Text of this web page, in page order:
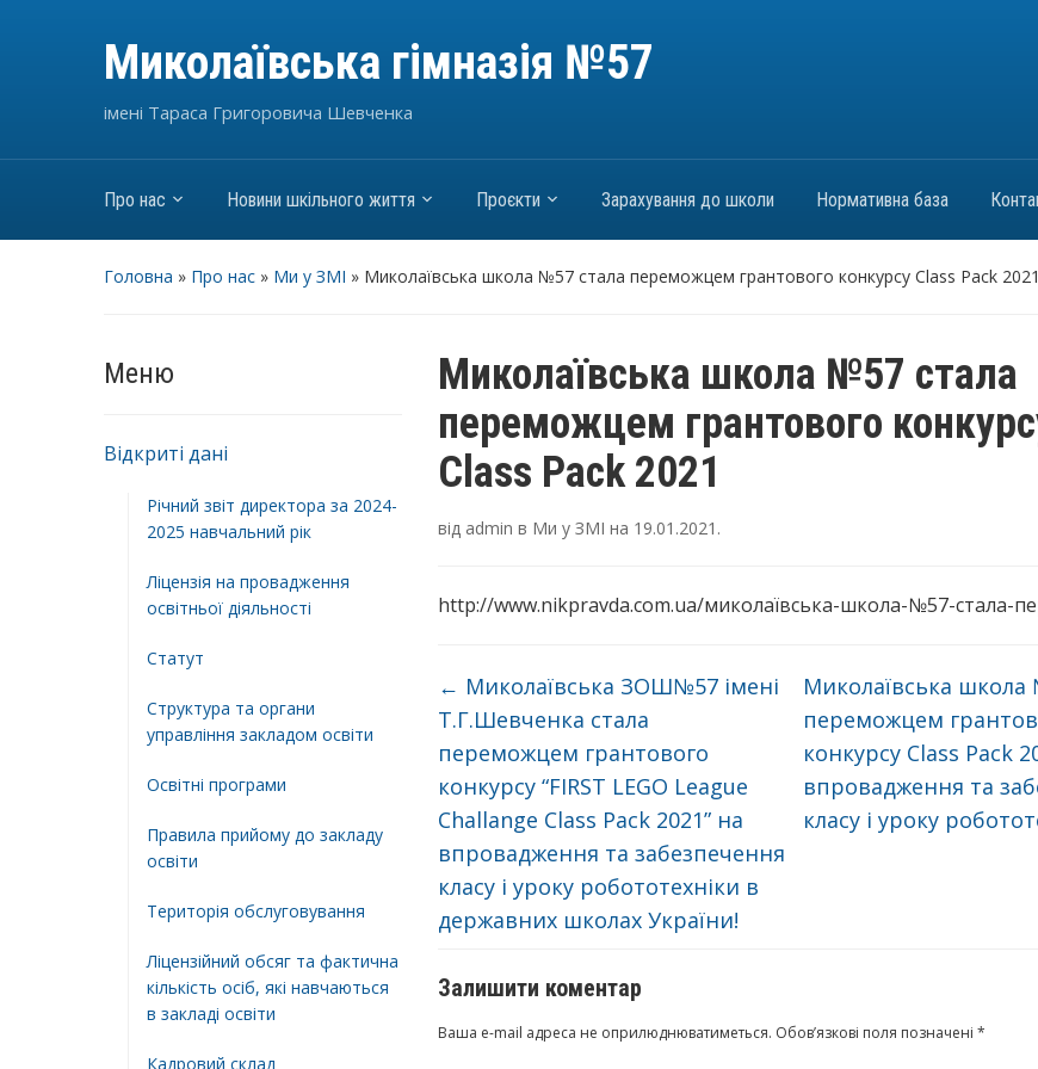
Миколаївська гімназія №57
імені Тараса Григоровича Шевченка
Про нас Новини шкільного життя Проєкти Зарахування до школи Нормативна база
Головна » Про нас » Ми у ЗМІ » Миколаївська школа №57 стала переможцем грантового конкурсу Class Pack 2021
Меню
Відкриті дані
Річний звіт директора за 2024-
2025 навчальний рік
Ліцензія на провадження
освітньої діяльності
Статут
Структура та органи
управління закладом освіти
Освiтнi програми
Правила прийому до закладу
освіти
Територiя обслуговування
Ліцензійний обсяг та фактична
кількість осіб, які навчаються
в закладі освіти
Кадровий склад
Миколаївська школа №57 стала
переможцем грантового
Class Pack 2021
від admin в Ми у ЗМІ на 19.01.2021 .
http://www.nikpravda.com.ua/миколаївська-школа-№57-стала-
← Миколаївська ЗОШ№57 імені
Т.Г.Шевченка стала
переможцем грантового
конкурсу “FIRST LEGO League
Challange Class Pack 2021” на
впровадження та забезпечення
класу і уроку робототехніки в
державних школах України!
Миколаївська школа
переможцем
конкурсу Class Pack
впровадження та
класу і уроку
Залишити коментар
Ваша e-mail адреса не оприлюднюватиметься. Обов’язкові поля позначені *